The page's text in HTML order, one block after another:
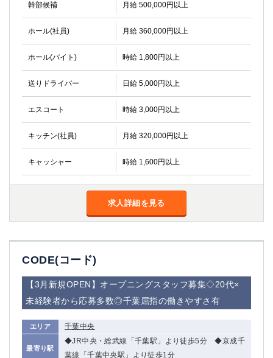
幹部候補 月給 500,000円以上
ホール(社員) 月給 360,000円以上
ホール(バイト) 時給 1,800円以上
送りドライバー 日給 5,000円以上
エスコート 時給 3,000円以上
キッチン(社員) 月給 320,000円以上
キャッシャー 時給 1,600円以上
求人詳細を見る
CODE(コード)
【3月新規OPEN】オープニングスタッフ募集◇20代×
未経験者から応募多数◎千葉屈指の働きやすさ有
エリア 千葉中央
最寄り駅
◆JR中央・総武線「千葉駅」より徒歩5分 ◆京成千
葉線「千葉中央駅」より徒歩1分